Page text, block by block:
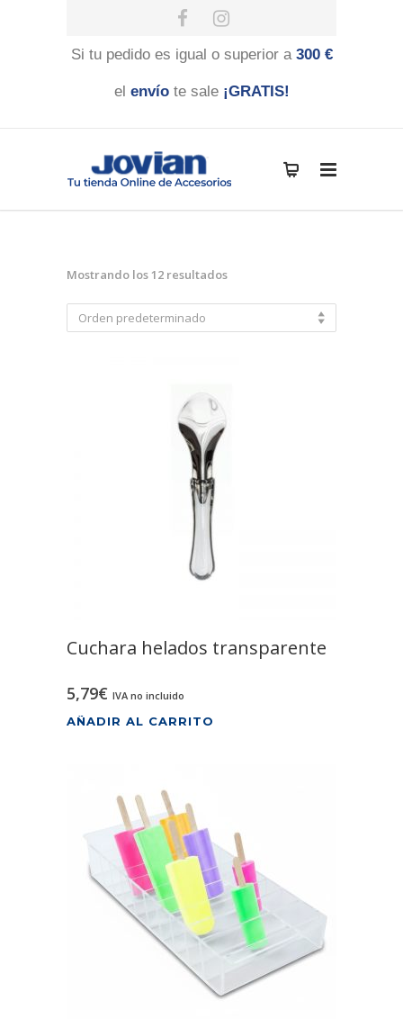
Si tu pedido es igual o superior a300 €
el envíote sale ¡GRATIS!
Mostrando los 12 resultados
Orden predeterminado
Cuchara helados transparente
5,79€ IVA no incluido
AÑADIR AL CARRITO